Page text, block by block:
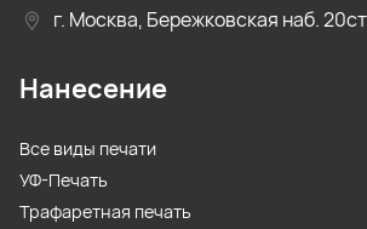
г. Москва, Бережковская наб.
Нанесение
Все виды печати
УФ-Печать
Трафаретная печать